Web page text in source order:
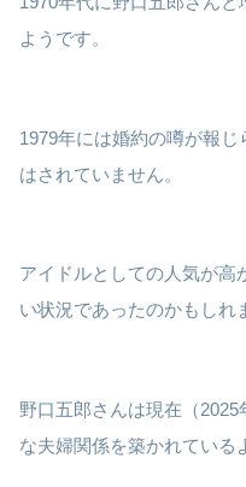
ようです。
1979年には婚約の噂が報
はされていません。
アイドルとしての人気が高
い状況であったのかもしれ
野口五郎さんは現在（
な夫婦関係を築かれている